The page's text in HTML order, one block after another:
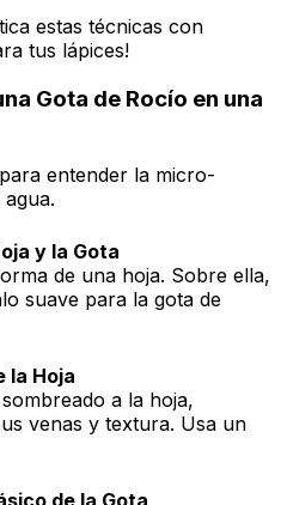
estas técnicas con
tus lápices!
Gota de Rocío en una
entender la micro-
y la Gota
de una hoja. Sobre ella,
suave para la gota de
la Hoja
a la hoja,
venas y textura. Usa un
de la Gota